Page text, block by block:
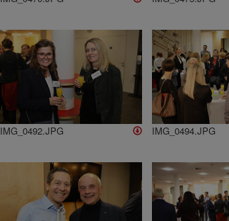
IMG_0492.JPG IMG_0494.JPG